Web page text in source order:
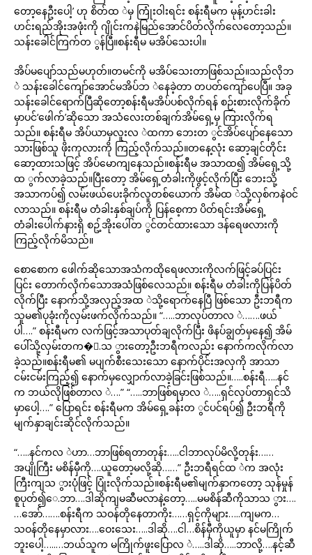
တော့နေဦးပေါ့’ ဟု စိတ်ထ ဲမှ ကြုံးဝါးရင်း စန်းရီမက မုန့်ဟင်းခါး
ဟင်းရည်အိုးအဖုံးကို ဂျိုင်းကနဲမြည်အောင်ပိတ်လိုက်လေတော့သည်။
သန်းခေါင်ကြက်တ ွန်ပြီ။စန်းရီမ မအိပ်သေးပါ။
အိပ်မပျော်သည်မဟုတ်။တမင်ကို မအိပ်သေးတာဖြစ်သည်။သည်လိုဘ
ဲ သန်းခေါင်ကျော်အောင်မအိပ်ဘ ဲနေခဲ့တာ တပတ်ကျော်ပေပြီ။ အခု
သန်းခေါင်ရောက်ပြီဆိုတော့စန်းရီမအိပ်ပစ်လိုက်ရန် စဉ်းစားလိုက်ခိုက်
မှာပင်‘ဖေါက်’ဆိုသော အသံလေးတစ်ချက်အိမ်ရှေ့မှ ကြားလိုက်ရ
သည်။ စန်းရီမ အိပ်ယာမှလူးလ ဲထကာ ဘေးတ ွင်အိပ်ပျော်နေသော
သားဖြစ်သူ ဖိုးကုလားကို ကြည့်လိုက်သည်။တနေ့လုံး ဆော့ချင်တိုင်း
ဆော့ထားသဖြင့် အိပ်မောကျနေသည်။စန်းရီမ အသာထ၍ အိမ်ရှေ့သို့
ထ ွက်လာခဲ့သည်။ပြီးတော့ အိမ်ရှေ့တံခါးကိုဖွင့်လိုက်ပြီး ဘေးသို့
အသာကပ်၍ လမ်းဖယ်ပေးခိုက်လူတစ်ယောက် အိမ်ထ ဲသို့လှစ်ကနဲဝင်
လာသည်။ စန်းရီမ တံခါးနှစ်ချပ်ကို ပြန်စေ့ကာ ပိတ်ရင်းအိမ်ရှေ့
တံခါးပေါက်နားရှိ စဥ့်အိုးပေါ်တ ွင်တင်ထားသော ဒန်ရေဖလားကို
ကြည့်လိုက်မိသည်။
စောစောက ဖေါက်ဆိုသောအသံကထိုရေဖလားကိုလက်ဖြင့်ခပ်ပြင်း
ပြင်း တောက်လိုက်သောအသံဖြစ်လေသည်။ စန်းရီမ တံခါးကိုပြန်ပိတ်
လိုက်ပြီး နောက်သို့အလှည့်အထ ဲသို့ရောက်နေပြီ ဖြစ်သော ဦးဘရီက
သူမ၏ပုခုံးကိုလှမ်းဖက်လိုက်သည်။ “…..ဘာလုပ်တာလ ဲ…….ဖယ်
ပါ….” စန်းရီမက လက်ဖြင့်အသာပုတ်ချလိုက်ပြီး ဖိနပ်ချွတ်မှနေ၍ အိမ်
ပေါ်သို့လှမ်းတက�်.သ ွားတော့ဦးဘရီကလည်း နောက်ကလိုက်လာ
ခဲ့သည်။စန်းရီမ၏ မပျက်စီးသေးသော နောက်ပိုင်းအလှကို အာသာ
ငမ်းငမ်းကြည့်၍ နောက်မှလျှောက်လာခဲ့ခြင်းဖြစ်သည်။…..စန်းရီ…..နင်
က ဘယ်လိုဖြစ်တာလ ဲ….” “…..ဘာဖြစ်ရမှာလ ဲ…..ရှင်လုပ်တာရှင်သိ
မှာပေါ့….” ပြောရင်း စန်းရီမက အိမ်ရှေ့ခန်းတ ွင်ပင်ရပ်၍ ဦးဘရီကို
မျက်နှာချင်းဆိုင်လိုက်သည်။
“…..နင်ကလ ဲဟာ…ဘာဖြစ်ရတာတုန်း…..ငါဘာလုပ်မိလို့တုန်း……
အပျိုကြီး မစိန်မှီကို….ယူတော့မလို့ဆို……” ဦးဘရီရင်ထ ဲက အလုံး
ကြီးကျသ ွားပုံဖြင့် ပြုံးလိုက်သည်။စန်းရီမ၏မျက်နှာကတော့ သုန်မှုန်
စူပုတ်၍ေ.ဘာ….ဒါဆိုကျမဆီမလာနဲ့တော့…..မမစိန်ဆီကိုသာသ ွား….
…အော်…….စန်းရီက သဝန်တိုနေတာကိုး……ရှင့်ကိုများ…..ကျမက…
သဝန်တိုနေမှာလား….ဝေးသေး…..ဒါဆို….ငါ…စိန်မှီကိုယူမှာ နင်မကြိုက်
ဘူးပေါ့…..…ဘယ်သူက မကြိုက်ဖူးပြောလ ဲ…..ဒါဆို…..ဘာလို့….နင့်ဆီ